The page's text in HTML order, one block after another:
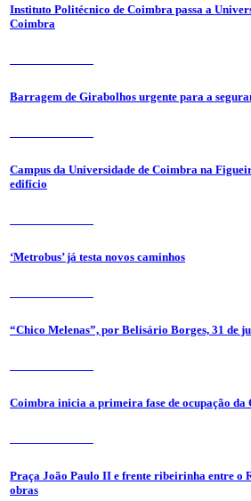
Instituto Politécnico de Coimbra passa a
Coimbra
Barragem de Girabolhos urgente para a
Campus da Universidade de Coimbra na
edifício
‘Metrobus’ já testa novos caminhos
“Chico Melenas”, por Belisário Borges, 31 de
Coimbra inicia a primeira fase de ocupação da
Praça João Paulo II e frente ribeirinha entre o
obras